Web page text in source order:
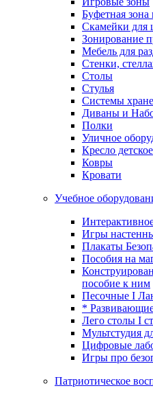
Буфетная
Скамейки для
Зонирование
Мебель для
Стенки,
Столы
Стулья
Системы
Диваны и
Полки
Уличное
Кресло детское
Ковры
Кровати
Учебное
Игры
Плакаты
Пособия на
пособие к ним
Песочные I
*
Лего столы I
Мультстудия
Цифровые
Игры про
Патриотическое